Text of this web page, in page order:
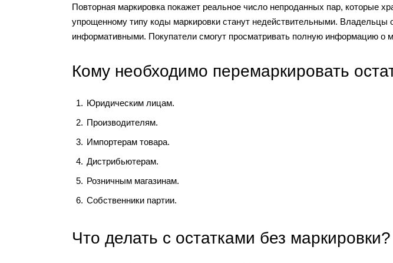
Повторная маркировка покажет реальное число непроданных пар, которые
упрощенному типу коды маркировки станут недействительными.
информативными. Покупатели смогут просматривать полную информацию
Кому необходимо перемаркировать
Юридическим лицам.
Производителям.
Импортерам товара.
Дистрибьютерам.
Розничным магазинам.
Собственники партии.
Что делать с остатками без маркировки?